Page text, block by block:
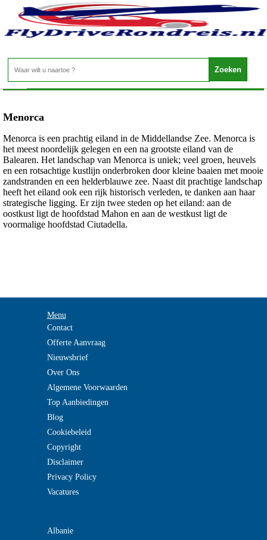
Spanje - Menorca
Home>
Menorca
Menorca is een prachtig eiland in de Middellandse Zee. Menorca is
het meest noordelijk gelegen en een na grootste eiland van de
Balearen. Het landschap van Menorca is uniek; veel groen, heuvels
en een rotsachtige kustlijn onderbroken door kleine baaien met mooie
zandstranden en een helderblauwe zee. Naast dit prachtige landschap
heeft het eiland ook een rijk historisch verleden, te danken aan haar
strategische ligging. Er zijn twee steden op het eiland: aan de
oostkust ligt de hoofdstad Mahon en aan de westkust ligt de
voormalige hoofdstad Ciutadella.
Menu
Contact
Offerte Aanvraag
Nieuwsbrief
Over Ons
Algemene Voorwaarden
Top Aanbiedingen
Blog
Cookiebeleid
Copyright
Disclaimer
Privacy Policy
Vacatures
Albanie